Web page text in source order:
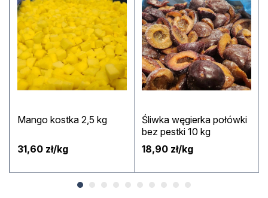
Mango kostka 2,5 kg
31,60 zł/kg
Śliwka węgierka połówki
bez pestki 10 kg
18,90 zł/kg